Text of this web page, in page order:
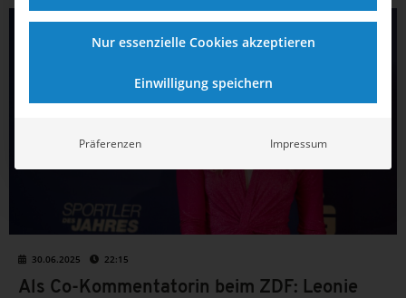
SCHWIMMEN
30.06.2025 22:15
Als Co-Kommentatorin beim ZDF: Leonie
Nur essenzielle Cookies akzeptieren
Einwilligung speichern
Präferenzen Impressum